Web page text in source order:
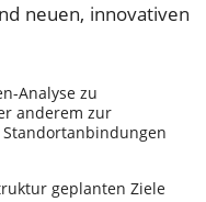
neuen, innovativen
Analyse zu
anderem zur
geplanten Ziele